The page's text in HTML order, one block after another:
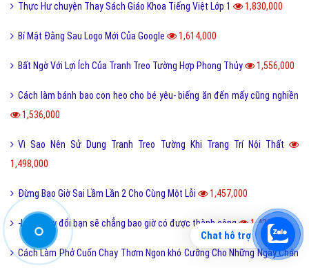
Thực Hư chuyện Thay Sách Giáo Khoa Tiếng Việt Lớp 1 1,830,000
Bí Mật Đằng Sau Logo Mới Của Google 1,614,000
Bất Ngờ Với Lợi Ích Của Tranh Treo Tường Hợp Phong Thủy 1,556,000
Cách làm bánh bao con heo cho bé yêu- biếng ăn đến mấy cũng nghiền
1,536,000
Vì Sao Nên Sử Dụng Tranh Treo Tường Khi Trang Trí Nội Thất
1,498,000
Đừng Bao Giờ Sai Lầm Lần 2 Cho Cùng Một Lỗi 1,457,000
-Lười thay đổi bạn sẽ chẳng bao giờ có được thành công 1,420,000
Cách Làm Phở Cuốn Chay Thơm Ngon khó Cưỡng Cho Những Ngày Chán
Chat hỗ trợ